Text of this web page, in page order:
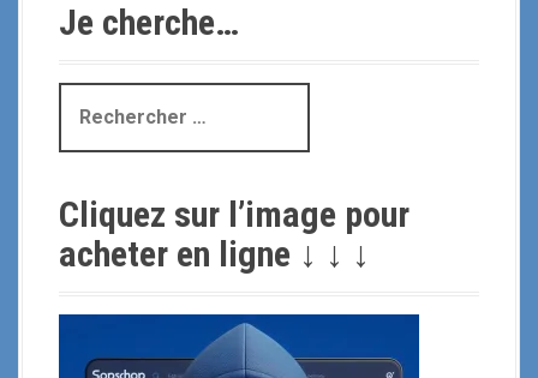
Je cherche…
c
e
c
Cliquez sur l’image pour
acheter en ligne ↓ ↓ ↓